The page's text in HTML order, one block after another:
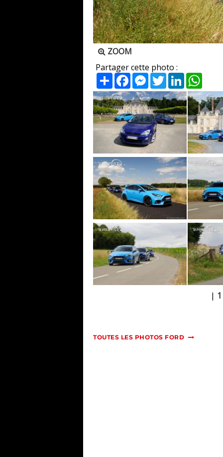
ZOOM
Partager cette photo :
PartagerFacebookMessenger
TwitterLinkedIn
| 1
TOUTES LES PHOTOS FORD